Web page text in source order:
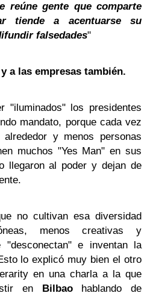
reúne gente que comparte
tiende a acentuarse su
falsedades"
a las empresas también.
"iluminados" los presidentes
mandato, porque cada vez
y menos personas
muchos "Yes Man" en sus
llegaron al poder y dejan de
no cultivan esa diversidad
menos creativas y
"desconectan" e inventan la
lo explicó muy bien el otro
en una charla a la que
en Bilbaohablando de